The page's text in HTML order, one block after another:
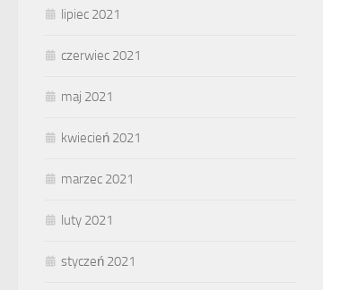
lipiec 2021
czerwiec 2021
maj 2021
kwiecień 2021
marzec 2021
luty 2021
styczeń 2021